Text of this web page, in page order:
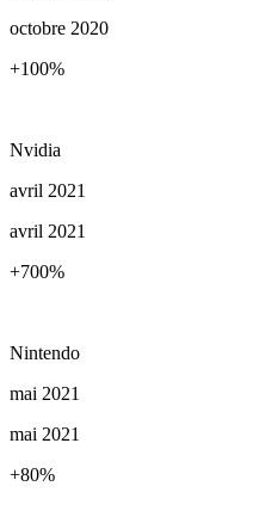
octobre 2020
+100%
Nvidia
avril 2021
avril 2021
+700%
Nintendo
mai 2021
mai 2021
+80%